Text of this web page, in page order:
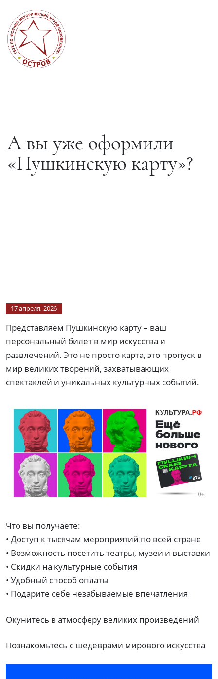
А вы уже оформили
«Пушкинскую карту»?
17 апреля, 2026
Представляем Пушкинскую карту – ваш
персональный билет в мир искусства и
развлечений. Это не просто карта, это пропуск в
мир великих творений, захватывающих
спектаклей и уникальных культурных событий.
Что вы получаете:
• Доступ к тысячам мероприятий по всей стране
• Возможность посетить театры, музеи и выставки
• Скидки на культурные события
• Удобный способ оплаты
• Подарите себе незабываемые впечатления
Окунитесь в атмосферу великих произведений
Познакомьтесь с шедеврами мирового искусства